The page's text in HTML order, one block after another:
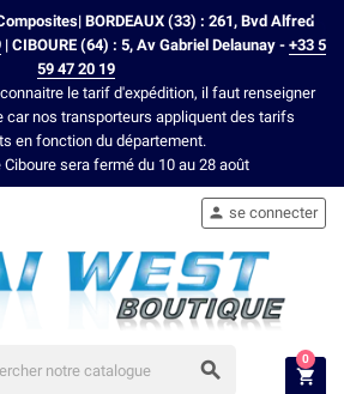
BORDEAUX (33) : 261, Bvd Alfred
| CIBOURE (64) : 5, Av Gabriel Delaunay - +33 5
59 47 20 19
le tarif d'expédition, il faut renseigner
car nos transporteurs appliquent des tarifs
en fonction du département.
Ciboure sera fermé du 10 au 28 août

 se connecter

0